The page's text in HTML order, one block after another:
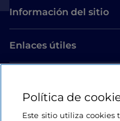
Información del sitio
Enlaces útiles
Estamos en contacto
Política de
Este sitio utiliza cookies